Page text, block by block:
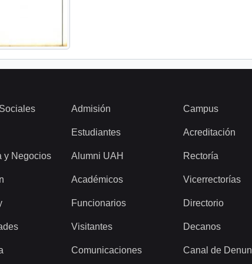
y Negocios
Admisión
Estudiantes
Alumni UAH
Académicos
Funcionarios
Visitantes
Comunicaciones
Campus
Acreditación
Rectoría
Vicerrectorías
Directorio
Decanos
Canal de